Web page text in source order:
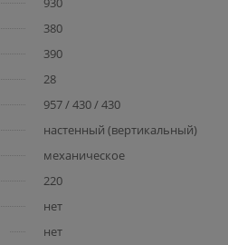
380
390
28
957 / 430 / 430
настенный (вертикальный)
механическое
220
нет
нет